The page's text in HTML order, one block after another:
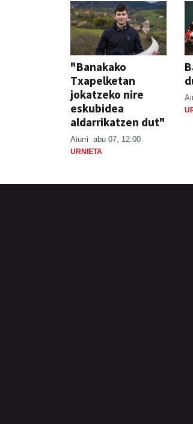
"Banakako
Txapelketan
jokatzeko nire
eskubidea
aldarrikatzen dut"
Aiurri abu 07, 12:00
URNIETA